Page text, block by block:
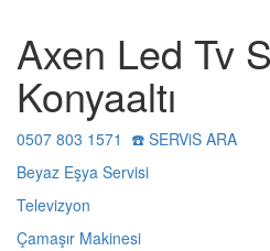
Axen Led Tv
Konyaaltı
0507 803 1571 ☎️ SERViS ARA
Beyaz Eşya Servisi
Televizyon
Çamaşır Makinesi